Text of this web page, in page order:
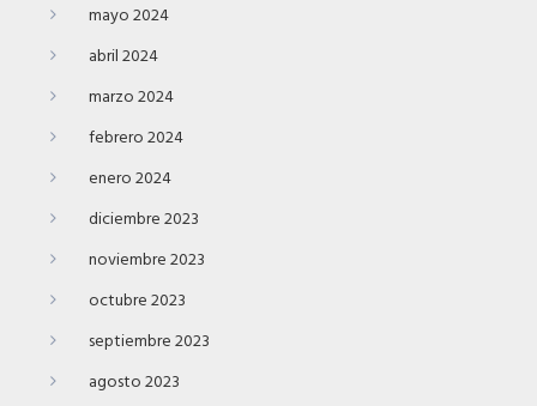
mayo 2024
abril 2024
marzo 2024
febrero 2024
enero 2024
diciembre 2023
noviembre 2023
octubre 2023
septiembre 2023
agosto 2023